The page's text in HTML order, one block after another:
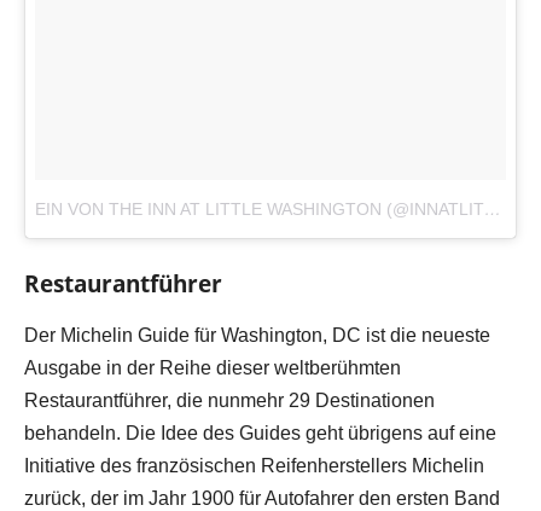
EIN VON THE INN AT LITTLE WASHINGTON (@INNATLITTLEWASH) GEPOSTETES FOTO
Restaurantführer
Der Michelin Guide für Washington, DC ist die neueste
Ausgabe in der Reihe dieser weltberühmten
Restaurantführer, die nunmehr 29 Destinationen
behandeln. Die Idee des Guides geht übrigens auf eine
Initiative des französischen Reifenherstellers Michelin
zurück, der im Jahr 1900 für Autofahrer den ersten Band